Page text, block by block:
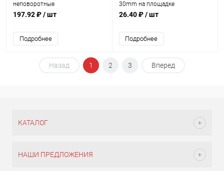
неповоротные
197.92 ₽/ шт
Подробнее
30mm на площадке
26.40 ₽/ шт
Подробнее
Назад 1 2 3 Вперед
КАТАЛОГ
НАШИ ПРЕДЛОЖЕНИЯ